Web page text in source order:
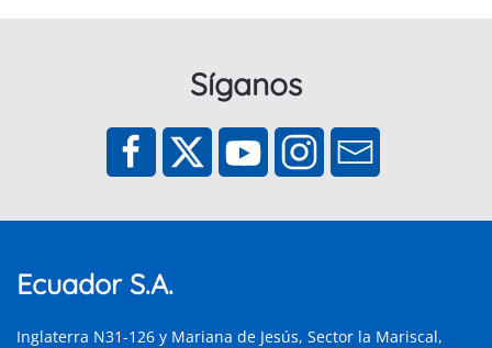
Síganos
Ecuador S.A.
Inglaterra N31-126 y Mariana de Jesús, Sector la Mariscal,